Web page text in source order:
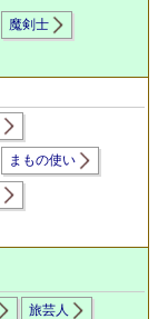
魔剣士
まもの使い
旅芸人